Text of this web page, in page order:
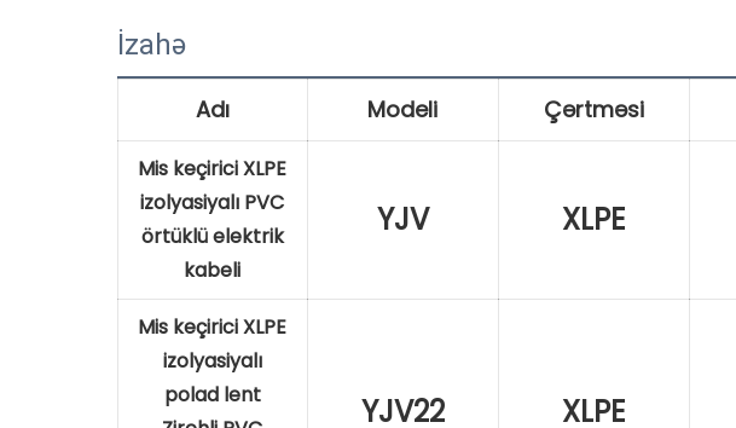
İzahə
Adı Modeli Çərtməsi
Mis keçirici XLPE
izolyasiyalı PVC
örtüklü elektrik
kabeli
YJV XLPE
Mis keçirici XLPE
izolyasiyalı
polad lent
YJV22 XLPE